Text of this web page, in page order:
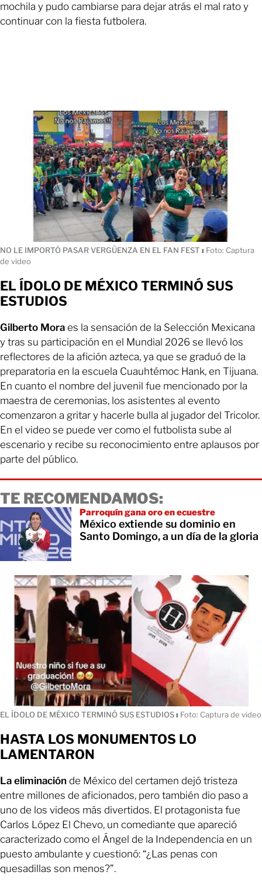
mochila y pudo cambiarse para dejar atrás el mal rato y
continuar con la fiesta futbolera.
NO LE IMPORTÓ PASAR VERGÜENZA EN EL FAN FEST ı Foto: Captura
de video
EL ÍDOLO DE MÉXICO TERMINÓ SUS
ESTUDIOS
Gilberto Mora es la sensación de la Selección Mexicana
y tras su participación en el Mundial 2026 se llevó los
reflectores de la afición azteca, ya que se graduó de la
preparatoria en la escuela Cuauhtémoc Hank, en Tijuana.
En cuanto el nombre del juvenil fue mencionado por la
maestra de ceremonias, los asistentes al evento
comenzaron a gritar y hacerle bulla al jugador del Tricolor.
En el video se puede ver como el futbolista sube al
escenario y recibe su reconocimiento entre aplausos por
parte del público.
TE RECOMENDAMOS:
Parroquín gana oro en ecuestre
México extiende su dominio en
Santo Domingo, a un día de la gloria
EL ÍDOLO DE MÉXICO TERMINÓ SUS ESTUDIOSı Foto: Captura de video
HASTA LOS MONUMENTOS LO
LAMENTARON
La eliminación de México del certamen dejó tristeza
entre millones de aficionados, pero también dio paso a
uno de los videos más divertidos. El protagonista fue
Carlos López El Chevo, un comediante que apareció
caracterizado como el Ángel de la Independencia en un
puesto ambulante y cuestionó: “¿Las penas con
quesadillas son menos?”.